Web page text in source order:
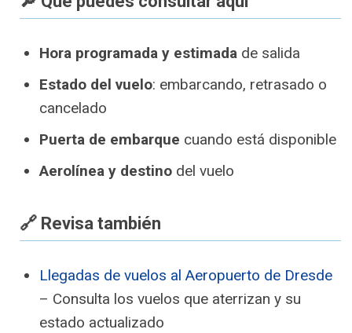
Hora programada y estimada de salida
Estado del vuelo: embarcando, retrasado o
cancelado
Puerta de embarque cuando está disponible
Aerolínea y destino del vuelo
🔗 Revisa también
Llegadas de vuelos al Aeropuerto de Dresde
– Consulta los vuelos que aterrizan y su
estado actualizado